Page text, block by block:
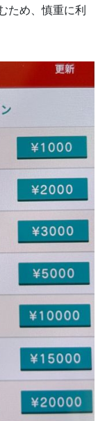
ため、慎重に利